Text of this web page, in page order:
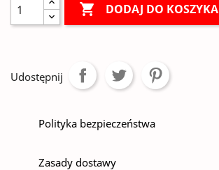
 DODAJ DO KOSZYKA
Udostępnij
Polityka bezpieczeństwa
Zasady dostawy